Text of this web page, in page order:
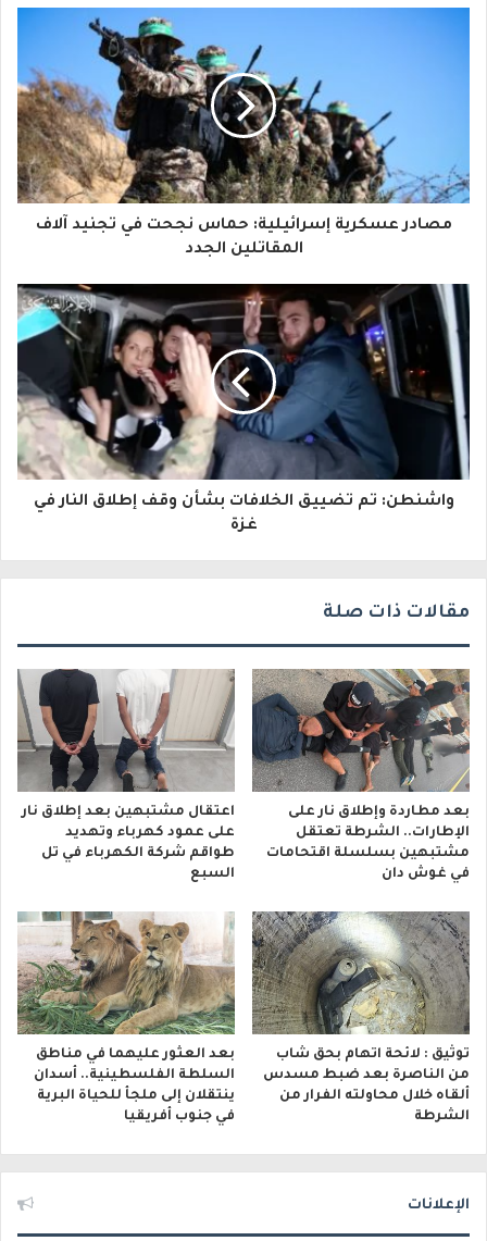
ك
ا
إ
ك
ت
ر
و
مصادر عسكرية إسرائيلية: حماس نجحت في تجنيد آلاف
المقاتلين الجدد
واشنطن: تم تضييق الخلافات بشأن وقف إطلاق النار في
غزة
مقالات ذات صلة
بعد مطاردة وإطلاق نار على
الإطارات.. الشرطة تعتقل
مشتبهين بسلسلة اقتحامات
في غوش دان
اعتقال مشتبهين بعد إطلاق نار
على عمود كهرباء وتهديد
طواقم شركة الكهرباء في تل
السبع
توثيق : لائحة اتهام بحق شاب
من الناصرة بعد ضبط مسدس
ألقاه خلال محاولته الفرار من
الشرطة
بعد العثور عليهما في مناطق
السلطة الفلسطينية.. أسدان
ينتقلان إلى ملجأ للحياة البرية
في جنوب أفريقيا
الإعلانات